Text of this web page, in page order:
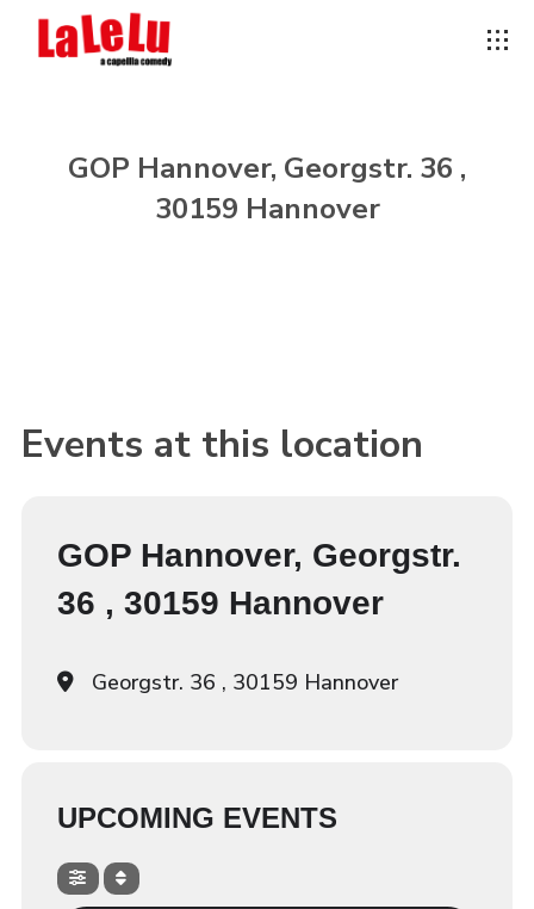
GOP Hannover, Georgstr. 36 ,
30159 Hannover
Events at this location
GOP Hannover, Georgstr.
36 , 30159 Hannover
Georgstr. 36 , 30159 Hannover
UPCOMING EVENTS